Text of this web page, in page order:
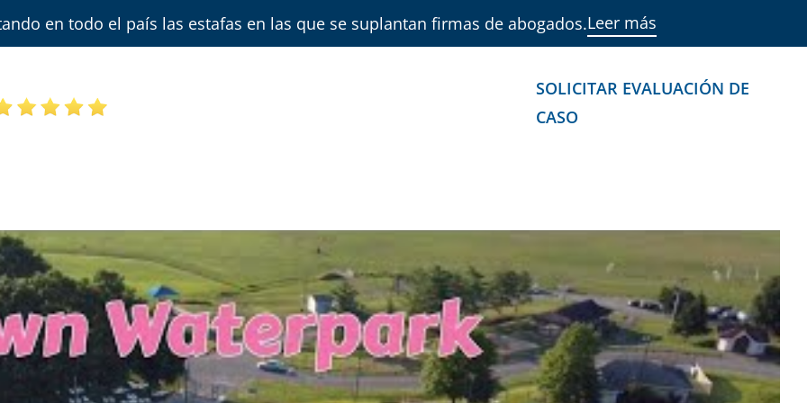
en todo el país las estafas en las que se suplantan firmas de abogados.Leer más
SOLICITAR EVALUACIÓN DE
CASO